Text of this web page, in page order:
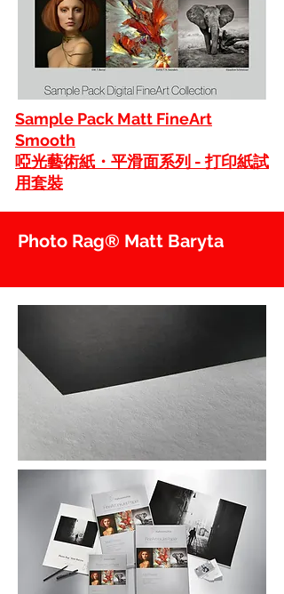
Sample Pack Matt FineArt
Smooth
啞光藝術紙・ 平滑面系列 - 打印紙試
用套裝
Photo Rag® Matt Baryta